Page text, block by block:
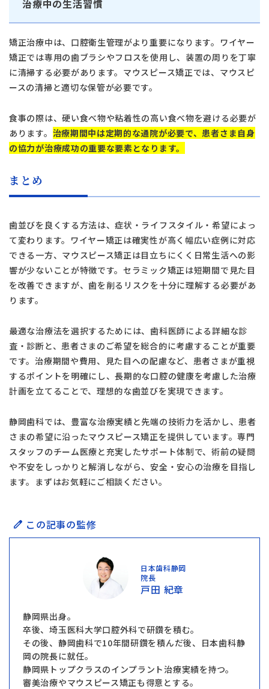
治療中の生活習慣
矯正治療中は、口腔衛生管理がより重要になります。ワイヤー
矯正では専用の歯ブラシやフロスを使用し、装置の周りを丁寧
に清掃する必要があります。マウスピース矯正では、マウスピ
ースの清掃と適切な保管が必要です。
食事の際は、硬い食べ物や粘着性の高い食べ物を避ける必要が
あります。 治療期間中は定期的な通院が必要で、患者さま自身
の協力が治療成功の重要な要素となります。
まとめ
歯並びを良くする方法は、症状・ライフスタイル・希望によっ
て変わります。ワイヤー矯正は確実性が高く幅広い症例に対応
できる一方、マウスピース矯正は目立ちにくく日常生活への影
響が少ないことが特徴です。セラミック矯正は短期間で見た目
を改善できますが、歯を削るリスクを十分に理解する必要があ
ります。
最適な治療法を選択するためには、歯科医師による詳細な診
査・診断と、患者さまのご希望を総合的に考慮することが重要
です。治療期間や費用、見た目への配慮など、患者さまが重視
するポイントを明確にし、長期的な口腔の健康を考慮した治療
計画を立てることで、理想的な歯並びを実現できます。
静岡歯科では、豊富な治療実績と先端の技術力を活かし、患者
さまの希望に沿ったマウスピース矯正を提供しています。専門
スタッフのチーム医療と充実したサポート体制で、術前の疑問
や不安をしっかりと解消しながら、安全・安心の治療を目指し
ます。まずはお気軽にご相談ください。
この記事の監修
日本歯科静岡
院長
戸田 紀章
静岡県出身。
卒後、埼玉医科大学口腔外科で研鑽を積む。
その後、静岡歯科で10年間研鑽を積んだ後、日本歯科静
岡の院長に就任。
静岡県トップクラスのインプラント治療実績を持つ。
審美治療やマウスピース矯正も得意とする。